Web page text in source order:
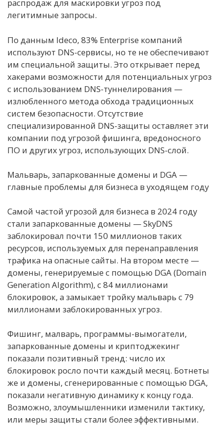
распродаж для маскировки угроз под
легитимные запросы.
По данным Ideco, 83% Enterprise компаний
используют DNS-сервисы, но те не обеспечивают
им специальной защиты. Это открывает перед
хакерами возможности для потенциальных угроз
с использованием DNS-туннелирования —
излюбленного метода обхода традиционных
систем безопасности. Отсутствие
специализированной DNS-защиты оставляет эти
компании под угрозой фишинга, вредоносного
ПО и других угроз, использующих DNS-слой.
Мальварь, запаркованные домены и DGA —
главные проблемы для бизнеса в уходящем году
Самой частой угрозой для бизнеса в 2024 году
стали запаркованные домены — SkyDNS
заблокировал почти 150 миллионов таких
ресурсов, используемых для перенаправления
трафика на опасные сайты. На втором месте —
домены, генерируемые с помощью DGA (Domain
Generation Algorithm), с 84 миллионами
блокировок, а замыкает тройку мальварь с 79
миллионами заблокированных угроз.
Фишинг, малварь, программы-вымогатели,
запаркованные домены и криптоджекинг
показали позитивный тренд: число их
блокировок росло почти каждый месяц. Ботнеты
же и домены, сгенерированные с помощью DGA,
показали негативную динамику к концу года.
Возможно, злоумышленники изменили тактику,
или меры защиты стали более эффективными.